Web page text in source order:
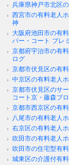
兵庫県神戸市北区
西宮市の有料老人
神
大阪府池田市の有
パー・コート プレ
京都府宇治市の有
ログ
京都市伏見区の有
中京区の有料老人
京都市伏見区のサ
コート京・藤森ブ
京都市西京区の有
八尾市の有料老人
右京区の有料老人
吹田市の有料老人
吹田市の住宅型有
城東区の介護付有